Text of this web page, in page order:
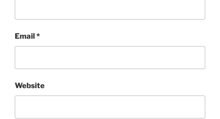
Email*
Website